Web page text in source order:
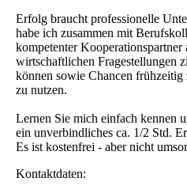
Erfolg braucht professionelle
habe ich zusammen mit
kompetenter Kooperationspartner
wirtschaftlichen Fragestellungen
können sowie Chancen frühzeitig
zu nutzen.
Lernen Sie mich einfach kennen
ein unverbindliches ca. 1/2 Std.
Es ist kostenfrei - aber nicht
Kontaktdaten: